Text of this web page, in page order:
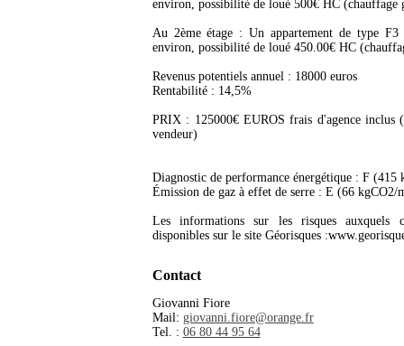
environ, possibilité de loué 500€ HC (chauffage
Au 2ème étage : Un appartement de type F3
environ, possibilité de loué 450.00€ HC
Revenus potentiels annuel : 18000 euros
Rentabilité : 14,5%
PRIX : 125000€ EUROS frais d'agence inclus
vendeur)
Diagnostic de performance énergétique : F (415
Émission de gaz à effet de serre : E (66 kgCO2/
Les informations sur les risques auxquels
disponibles sur le site Géorisques
Contact
Giovanni Fiore
Mail: giovanni.fiore@orange.fr
Tel. : 06 80 44 95 64